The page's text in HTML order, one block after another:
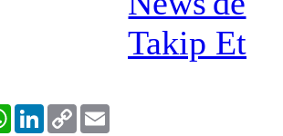
WhatsAppLinkedIn
Copy
Link